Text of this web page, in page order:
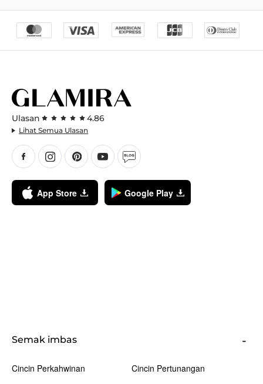
Ulasan 4.86
Lihat Semua Ulasan
App Store Google Play
Semak imbas
Cincin Perkahwinan Cincin Pertunangan